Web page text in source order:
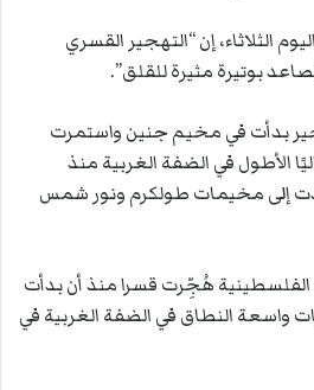
الثلاثاء، إن “التهجير القسري
بوتيرة مثيرة للقلق”.
بدأت في مخيم جنين واستمرت
الأطول في الضفة الغربية منذ
إلى مخيمات طولكرم ونور شمس
الفلسطينية هُجِّرت قسرا منذ أن بدأت
واسعة النطاق في الضفة الغربية في